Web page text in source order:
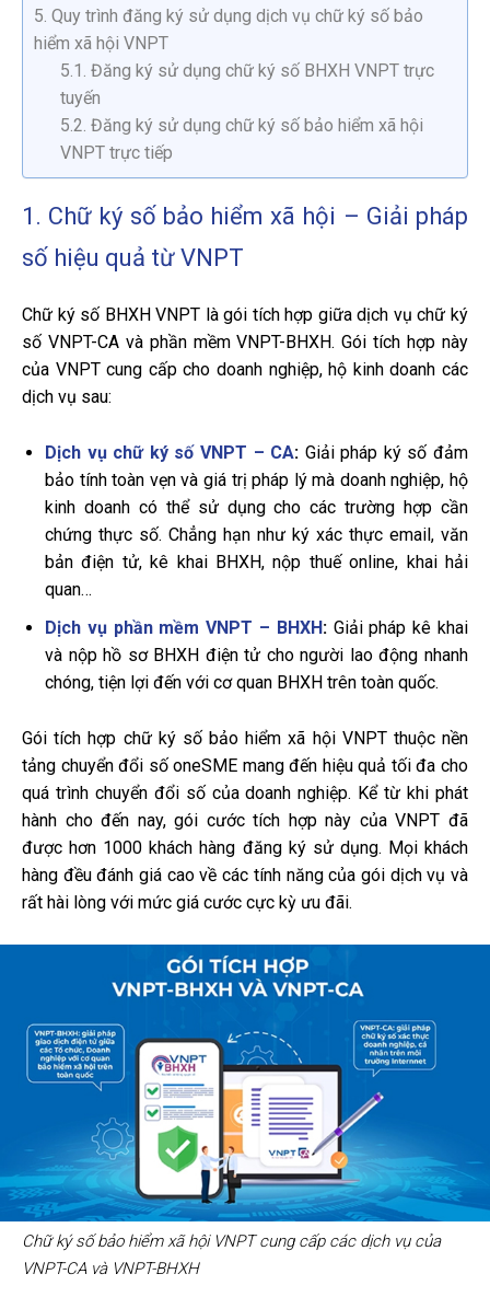
5. Quy trình đăng ký sử dụng dịch vụ chữ ký số bảo
hiểm xã hội VNPT
5.1. Đăng ký sử dụng chữ ký số BHXH VNPT trực
tuyến
5.2. Đăng ký sử dụng chữ ký số bảo hiểm xã hội
VNPT trực tiếp
1. Chữ ký số bảo hiểm xã hội – Giải pháp
số hiệu quả từ VNPT
Chữ ký số BHXH VNPT là gói tích hợp giữa dịch vụ chữ ký
số VNPT-CA và phần mềm VNPT-BHXH. Gói tích hợp này
của VNPT cung cấp cho doanh nghiệp, hộ kinh doanh các
dịch vụ sau:
Dịch vụ chữ ký số VNPT – CA: Giải pháp ký số đảm
bảo tính toàn vẹn và giá trị pháp lý mà doanh nghiệp, hộ
kinh doanh có thể sử dụng cho các trường hợp cần
chứng thực số. Chẳng hạn như ký xác thực email, văn
bản điện tử, kê khai BHXH, nộp thuế online, khai hải
quan…
Dịch vụ phần mềm VNPT – BHXH: Giải pháp kê khai
và nộp hồ sơ BHXH điện tử cho người lao động nhanh
chóng, tiện lợi đến với cơ quan BHXH trên toàn quốc.
Gói tích hợp chữ ký số bảo hiểm xã hội VNPT thuộc nền
tảng chuyển đổi số oneSME mang đến hiệu quả tối đa cho
quá trình chuyển đổi số của doanh nghiệp. Kể từ khi phát
hành cho đến nay, gói cước tích hợp này của VNPT đã
được hơn 1000 khách hàng đăng ký sử dụng. Mọi khách
hàng đều đánh giá cao về các tính năng của gói dịch vụ và
rất hài lòng với mức giá cước cực kỳ ưu đãi.
Chữ ký số bảo hiểm xã hội VNPT cung cấp các dịch vụ của
VNPT-CA và VNPT-BHXH